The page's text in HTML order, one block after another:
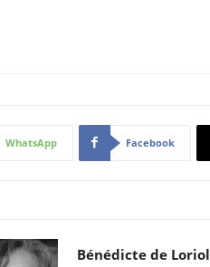
WhatsApp Facebook
Bénédicte de Loriol